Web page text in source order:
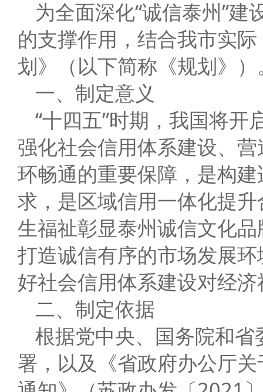
为全面深化“诚信泰州”
的支撑作用，结合我市实
划》（以下简称《规划》
一、制定意义
“十四五”时期，我国将
强化社会信用体系建设、
环畅通的重要保障，是构
求，是区域信用一体化提
生福祉彰显泰州诚信文化
打造诚信有序的市场发展
好社会信用体系建设对经
二、制定依据
根据党中央、国务院和
署，以及《省政府办公厅